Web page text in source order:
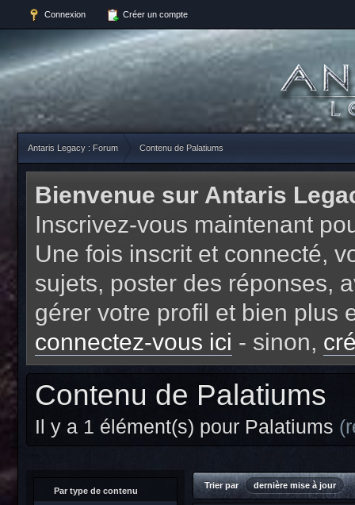
Connexion Créer un compte
Antaris Legacy : Forum Contenu de Palatiums
Bienvenue sur Antaris
Inscrivez-vous maintenant
Une fois inscrit et connecté,
sujets, poster des réponses,
gérer votre profil et bien plus
connectez-vous ici - sinon,
Contenu de Palatiums
Il y a 1 élément(s) pour Palatiums
Par type de contenu
Trier par dernière mise à jour